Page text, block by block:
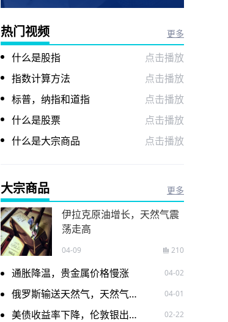
热门视频 更多
什么是股指
点击播放
指数计算方法
点击播放
标普，纳指和道指
点击播放
什么是股票
点击播放
什么是大宗商品
点击播放
大宗商品 更多
伊拉克原油增长，天然气震
荡走高
04-09 210
通胀降温，贵金属价格慢涨 04-02
俄罗斯输送天然气，天然气价格震荡走低 04-01
美债收益率下降，伦敦银出现下跌 02-22